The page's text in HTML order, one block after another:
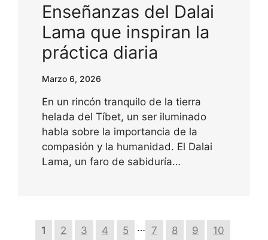
Enseñanzas del Dalai
Lama que inspiran la
práctica diaria
Marzo 6, 2026
En un rincón tranquilo de la tierra
helada del Tíbet, un ser iluminado
habla sobre la importancia de la
compasión y la humanidad. El Dalai
Lama, un faro de sabiduría…
1 2 3 4 5 … 7 8 9
10